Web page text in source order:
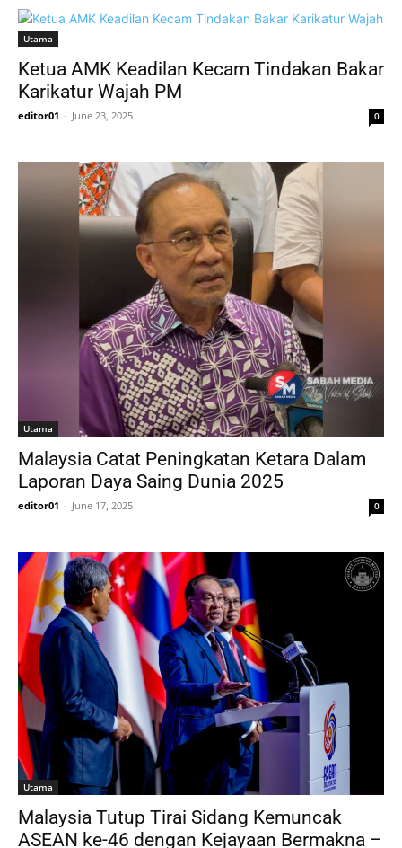
Utama
Ketua AMK Keadilan Kecam Tindakan Bakar
Karikatur Wajah PM
editor01 - June 23, 2025 0
Utama
Malaysia Catat Peningkatan Ketara Dalam
Laporan Daya Saing Dunia 2025
editor01 - June 17, 2025 0
Utama
Malaysia Tutup Tirai Sidang Kemuncak
ASEAN ke-46 dengan Kejayaan Bermakna –